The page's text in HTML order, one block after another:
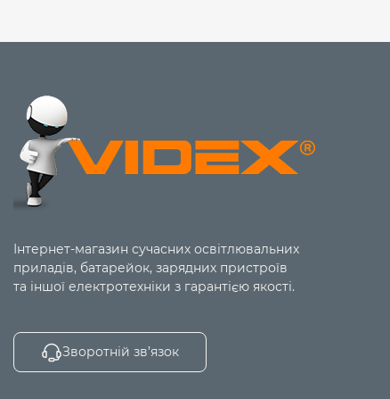
Інтернет-магазин сучасних освітлювальних
приладів, батарейок, зарядних пристроїв
та іншої електротехніки з гарантією якості.
Зворотній зв’язок